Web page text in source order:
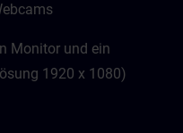
Monitor und ein
1920 x 1080)